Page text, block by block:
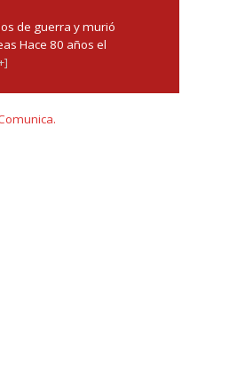
de guerra y murió
Hace 80 años el